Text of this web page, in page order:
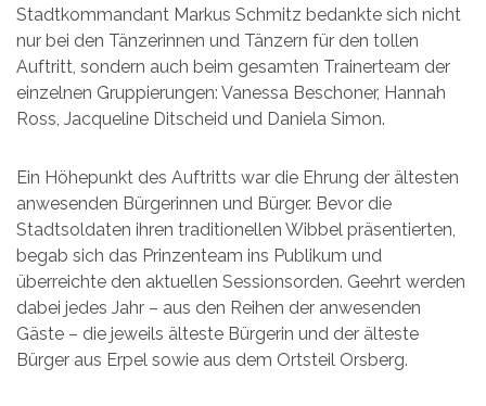
Stadtkommandant Markus Schmitz bedankte sich nicht
nur bei den Tänzerinnen und Tänzern für den tollen
Auftritt, sondern auch beim gesamten Trainerteam der
einzelnen Gruppierungen: Vanessa Beschoner, Hannah
Ross, Jacqueline Ditscheid und Daniela Simon.
Ein Höhepunkt des Auftritts war die Ehrung der ältesten
anwesenden Bürgerinnen und Bürger. Bevor die
Stadtsoldaten ihren traditionellen Wibbel präsentierten,
begab sich das Prinzenteam ins Publikum und
überreichte den aktuellen Sessionsorden. Geehrt werden
dabei jedes Jahr – aus den Reihen der anwesenden
Gäste – die jeweils älteste Bürgerin und der älteste
Bürger aus Erpel sowie aus dem Ortsteil Orsberg.